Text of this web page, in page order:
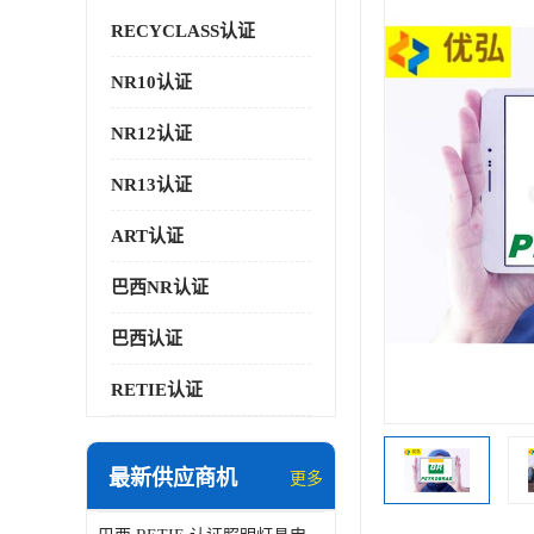
RECYCLASS认证
NR10认证
NR12认证
NR13认证
ART认证
巴西NR认证
巴西认证
RETIE认证
最新供应商机 更多